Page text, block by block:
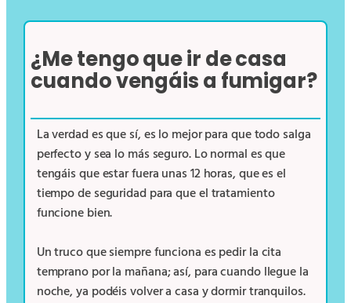
¿Me tengo que ir de casa
cuando vengáis a fumigar?
La verdad es que sí, es lo mejor para que todo salga
perfecto y sea lo más seguro. Lo normal es que
tengáis que estar fuera unas 12 horas, que es el
tiempo de seguridad para que el tratamiento
funcione bien.
Un truco que siempre funciona es pedir la cita
temprano por la mañana; así, para cuando llegue la
noche, ya podéis volver a casa y dormir tranquilos.